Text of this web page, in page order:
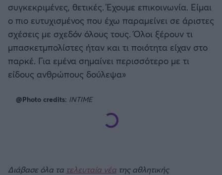
συγκεκριμένες, θετικές. Έχουμε επικοινωνία. Είμαι
ο πιο ευτυχισμένος που έχω παραμείνει σε άριστες
σχέσεις με σχεδόν όλους τους. Όλοι ξέρουν τι
μπασκετμπολίστες ήταν και τι ποιότητα είχαν στο
παρκέ. Για εμένα σημαίνει περισσότερο με τι
είδους ανθρώπους δούλεψα»
@Photo credits: INTIME
Διάβασε όλα τα τελευταία νέα της αθλητικής